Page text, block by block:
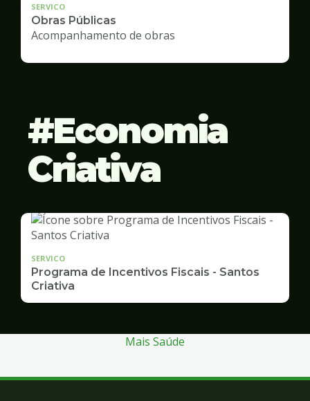
SERVICO
Obras Públicas
Acompanhamento de obras
Economia
Criativa
SERVICO
Programa de Incentivos Fiscais - Santos
Criativa
Mais Saúde